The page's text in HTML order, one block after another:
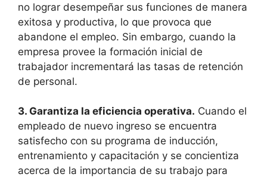
no lograr desempeñar sus funciones de manera
exitosa y productiva, lo que provoca que
abandone el empleo. Sin embargo, cuando la
empresa provee la formación inicial de
trabajador incrementará las tasas de retención
de personal.
3. Garantiza la eficiencia operativa. Cuando el
empleado de nuevo ingreso se encuentra
satisfecho con su programa de inducción,
entrenamiento y capacitación y se concientiza
acerca de la importancia de su trabajo para